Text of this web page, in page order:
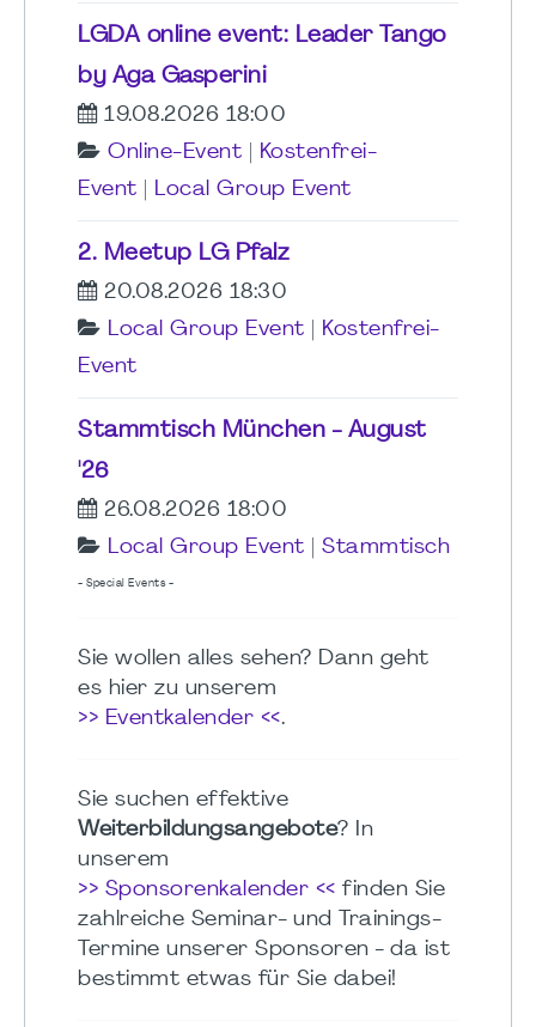
LGDA online event: Leader Tango
by Aga Gasperini
19.08.2026 18:00
Online-Event
Kostenfrei-
Event
Local Group Event
2. Meetup LG Pfalz
20.08.2026 18:30
Local Group Event
Kostenfrei-
Event
Stammtisch München - August
'26
26.08.2026 18:00
Local Group Event
Stammtisch
- Special Events -
Sie wollen alles sehen? Dann geht
es hier zu unserem
>> Eventkalender <<.
Sie suchen effektive
Weiterbildungsangebote? In
unserem
>> Sponsorenkalender << finden Sie
zahlreiche Seminar- und Trainings-
Termine unserer Sponsoren - da ist
bestimmt etwas für Sie dabei!